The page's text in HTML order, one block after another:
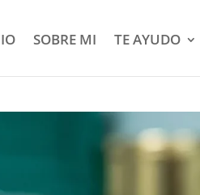
SOBRE MI TE AYUDO